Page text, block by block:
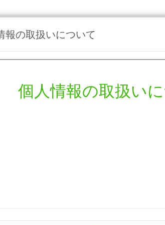
、問い合わせ内容の選択画面へ移動します。
報の取扱いについて